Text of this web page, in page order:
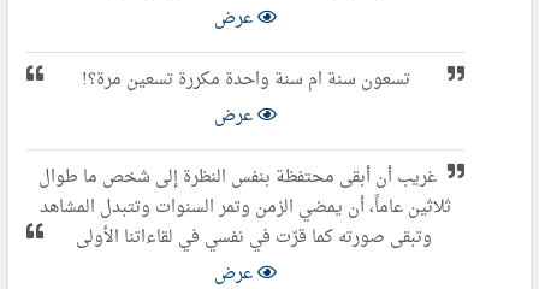
عرض
تسعون سنة ام سنة واحدة مكررة تسعين مرة؟!
عرض
غريب أن أبقى محتفظة بنفس النظرة إلى شخص ما طوال
ثلاثين عاماً، أن يمضي الزمن وتمر السنوات وتتبدل المشاهد
وتبقى صورته كما قرّت في نفسي في لقاءاتنا الأولى
عرض